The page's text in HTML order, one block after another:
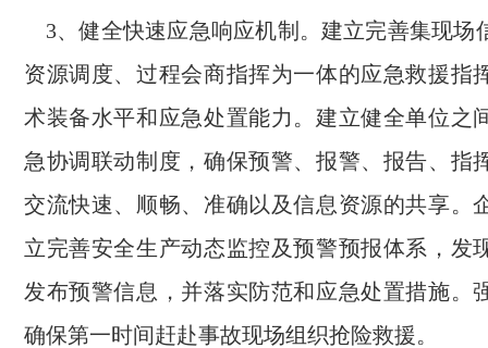
3、健全快速应急响应机制。建立完善集现场
资源调度、过程会商指挥为一体的应急救援指
术装备水平和应急处置能力。建立健全单位之
急协调联动制度，确保预警、报警、报告、指
交流快速、顺畅、准确以及信息资源的共享。
立完善安全生产动态监控及预警预报体系，发
发布预警信息，并落实防范和应急处置措施。
确保第一时间赶赴事故现场组织抢险救援。